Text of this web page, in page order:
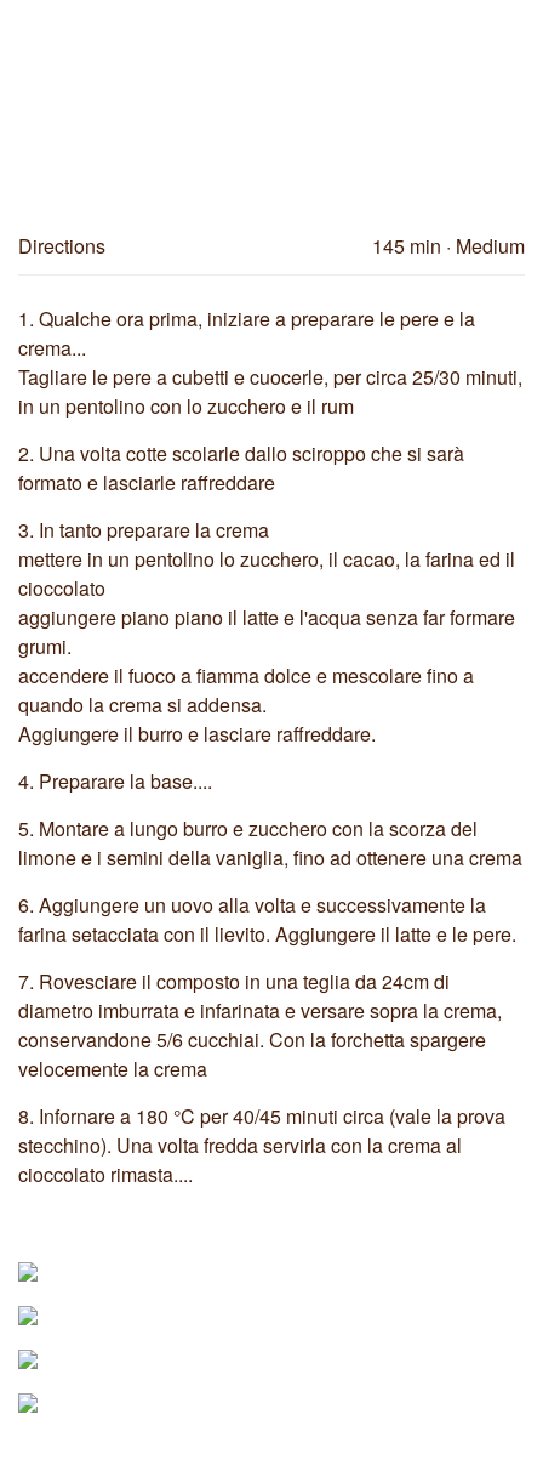
145 min · Medium
Directions
1. Qualche ora prima, iniziare a preparare le pere e la
crema...
Tagliare le pere a cubetti e cuocerle, per circa 25/30 minuti,
in un pentolino con lo zucchero e il rum
2. Una volta cotte scolarle dallo sciroppo che si sarà
formato e lasciarle raffreddare
3. In tanto preparare la crema
mettere in un pentolino lo zucchero, il cacao, la farina ed il
cioccolato
aggiungere piano piano il latte e l'acqua senza far formare
grumi.
accendere il fuoco a fiamma dolce e mescolare fino a
quando la crema si addensa.
Aggiungere il burro e lasciare raffreddare.
4. Preparare la base....
5. Montare a lungo burro e zucchero con la scorza del
limone e i semini della vaniglia, fino ad ottenere una crema
6. Aggiungere un uovo alla volta e successivamente la
farina setacciata con il lievito. Aggiungere il latte e le pere.
7. Rovesciare il composto in una teglia da 24cm di
diametro imburrata e infarinata e versare sopra la crema,
conservandone 5/6 cucchiai. Con la forchetta spargere
velocemente la crema
8. Infornare a 180 °C per 40/45 minuti circa (vale la prova
stecchino). Una volta fredda servirla con la crema al
cioccolato rimasta....